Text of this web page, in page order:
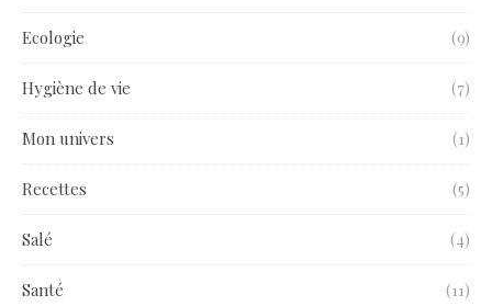
Ecologie (9)
Hygiène de vie (7)
Mon univers (1)
Recettes (5)
Salé (4)
Santé (11)